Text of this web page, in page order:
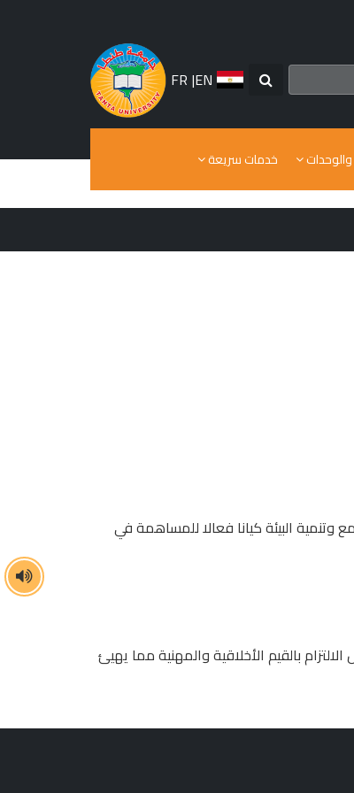
EN
|
FR
والوحدات خدمات سريعة
البيئة كيانا فعالا للمساهمة في
بالقيم الأخلاقية والمهنية مما يهيئ